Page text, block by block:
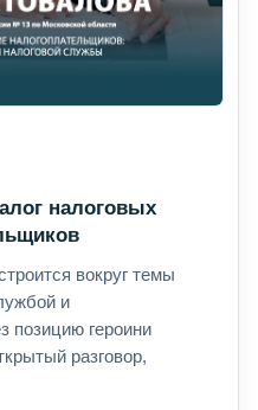
налоговых
вокруг темы
и
позицию героини
разговор,